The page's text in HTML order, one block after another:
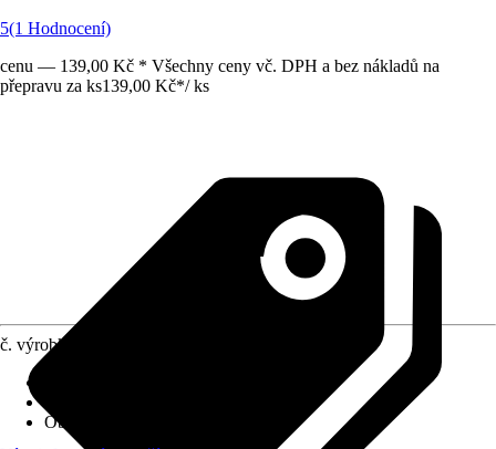
5(1 Hodnocení)
cenu — 139,00 Kč * Všechny ceny vč. DPH a bez nákladů na
přepravu za ks139,00 Kč*/ ks
č. výrobku
Obsah